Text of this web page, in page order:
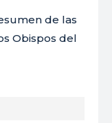
de las
Obispos del